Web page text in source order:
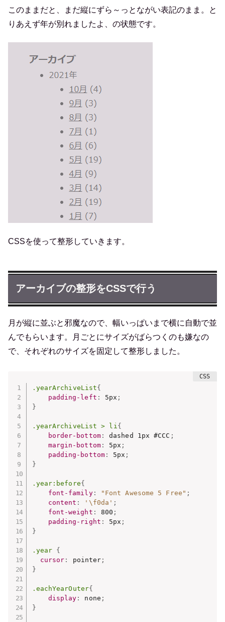
このままだと、まだ縦にずら～っとながい表記のまま。と
りあえず年が別れましたよ、の状態です。
CSSを使って整形していきます。
アーカイブの整形をCSSで行う
月が縦に並ぶと邪魔なので、幅いっぱいまで横に自動で並
んでもらいます。月ごとにサイズがばらつくのも嫌なの
で、それぞれのサイズを固定して整形しました。
.yearArchiveList{
padding-left : 5px ;
}
.yearArchiveList > li {
border-bottom: dashed 1px #CCC ;
margin-bottom: 5px ;
padding-bottom: 5px ;
}
.year:before{
font-family: "Font Awesome 5 Free" ;
content : '\f0da' ;
font-weight : 800 ;
padding-right : 5px ;
}
.year {
cursor : pointer ;
}
.eachYearOuter{
display : none ;
}